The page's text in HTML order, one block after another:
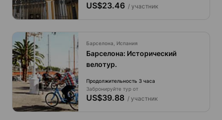
US$23.46/ участник
Барселона, Испания
Барселона: Исторический
велотур.
Продолжительность 3 часа
Забронируйте тур от
US$39.88/ участник